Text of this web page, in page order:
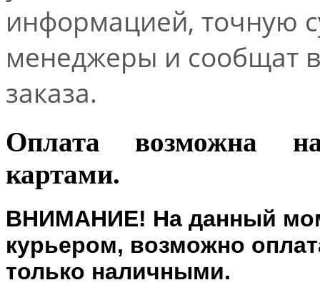
информацией, точную
менеджеры и сообщат
заказа.
Оплата возможна
картами.
ВНИМАНИЕ! На данный
курьером, возможно
только наличными.